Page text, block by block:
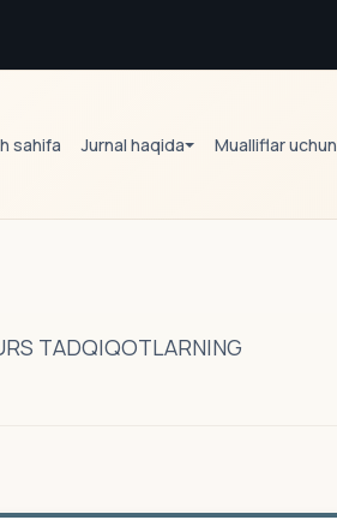
sahifa Jurnal haqida Mualliflar uchun
TADQIQOTLARNING